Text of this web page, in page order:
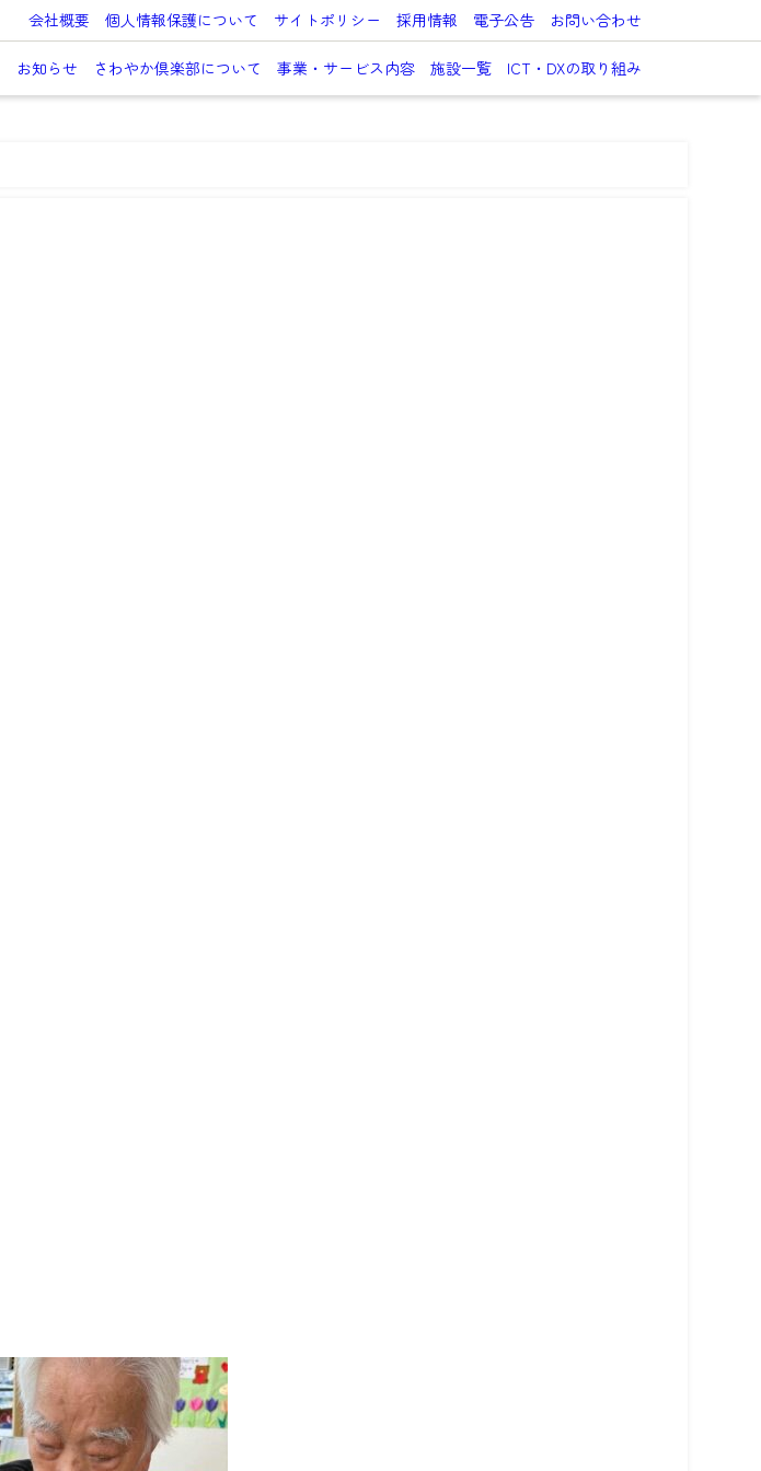
会社概要 個人情報保護について サイトポリシー 採用情報 電子公告 お問い合わせ
お知らせ さわやか倶楽部について 事業・サービス内容 施設一覧 ICT・DXの取り組み